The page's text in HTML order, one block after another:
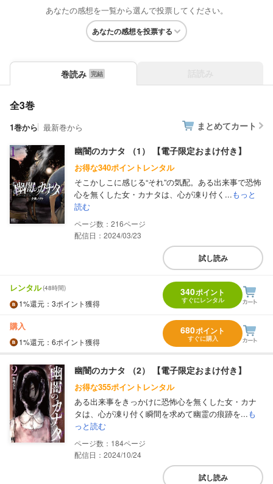
あなたの感想を一覧から選んで投票してください。
あなたの感想を投票する
巻読み
全3巻
1巻から 最新巻から まとめてカート
幽闇のカナタ （1） 【電子限定おまけ付き】
お得な340ポイントレンタル
そこかしこに感じる“それ”の気配。ある出来事で恐怖
心を無くした女・カナタは、心が凍り付く...もっと
読む
216
配信日：2024/03/23
試し読み
レンタル(48時間)
1%還元 ：3ポイント獲得
340ポイント
すぐにレンタル
購入
1%還元 ：6ポイント獲得
680ポイント
すぐに購入
幽闇のカナタ （2） 【電子限定おまけ付き】
お得な355ポイントレンタル
ある出来事をきっかけに恐怖心を無くした女・カナ
タは、心が凍り付く瞬間を求めて幽霊の痕跡を...も
っと読む
184
配信日：2024/10/24
試し読み